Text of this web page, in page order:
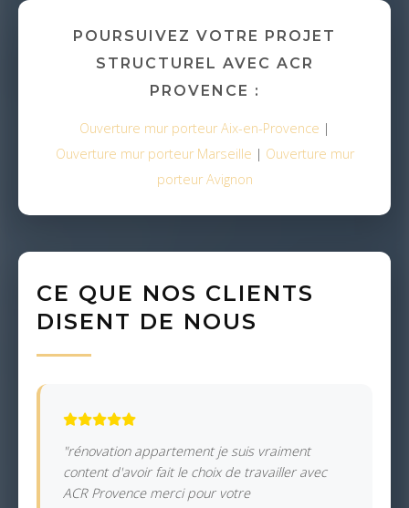
POURSUIVEZ VOTRE PROJET
STRUCTUREL AVEC ACR
PROVENCE :
Ouverture mur porteur Aix-en-Provence |
Ouverture mur porteur Marseille | Ouverture mur
porteur Avignon
CE QUE NOS CLIENTS
DISENT DE NOUS
"rénovation appartement je suis vraiment
content d'avoir fait le choix de travailler avec
ACR Provence merci pour votre